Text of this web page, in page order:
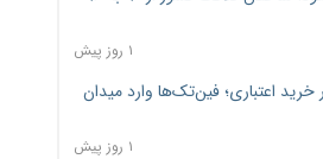
۱ روز پیش
بازار خرید اعتباری؛ فین‌تک‌ها وارد میدان
۱ روز پیش